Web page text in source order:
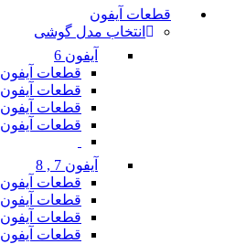
قطعات آیفون
انتخاب مدل گوشی
آیفون 6
قطعات آیفون 6
قطعات آیفون 6Plus
قطعات آیفون 6s
قطعات آیفون 6s Plus
آیفون 7 , 8
قطعات آیفون 7
قطعات آیفون 7Plus
قطعات آیفون 8
قطعات آیفون 8Plus